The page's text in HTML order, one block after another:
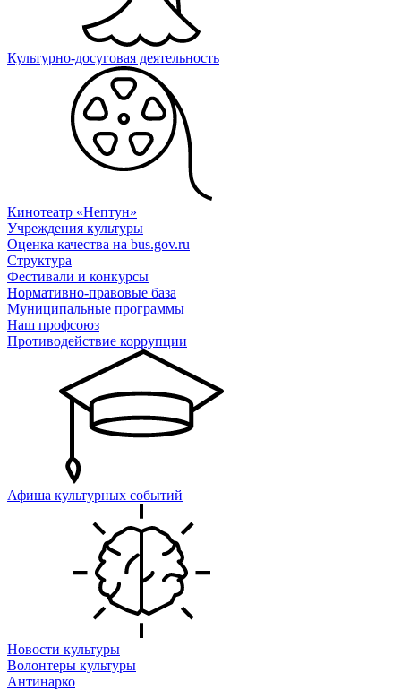
Культурно-досуговая деятельность
Кинотеатр «Нептун»
Учреждения культуры
Оценка качества на bus.gov.ru
Структура
Фестивали и конкурсы
Нормативно-правовые база
Муниципальные программы
Наш профсоюз
Противодействие коррупции
Афиша культурных событий
Новости культуры
Волонтеры культуры
Антинарко